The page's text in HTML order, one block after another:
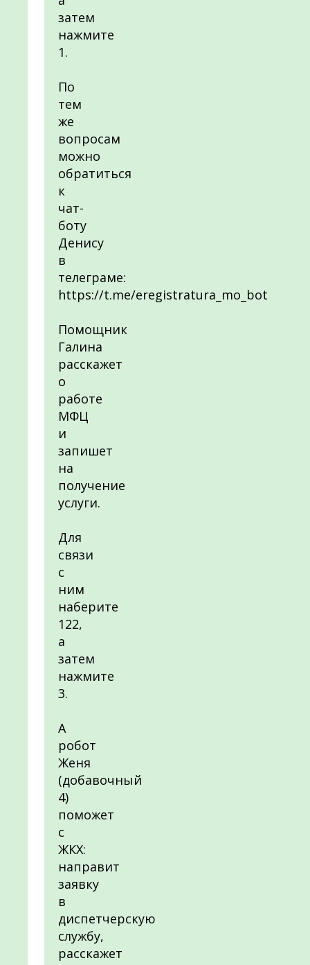
затем
нажмите
1.
По
тем
же
вопросам
можно
обратиться
к
чат-
боту
Денису
в
телеграме:
https://t.me/eregistratura_mo_bot
Помощник
Галина
расскажет
о
работе
МФЦ
и
запишет
на
получение
услуги.
Для
связи
с
ним
наберите
122,
а
затем
нажмите
3.
А
робот
Женя
(добавочный
4)
поможет
с
ЖКХ:
направит
заявку
в
диспетчерскую
службу,
расскажет